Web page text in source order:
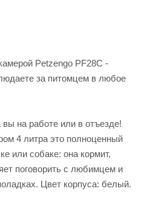
Petzengo PF28C -
за питомцем в любое
вы на работе или в отъезде!
4 литра это полноценный
или собаке: она кормит,
поговорить с любимцем и
Цвет корпуса: белый.